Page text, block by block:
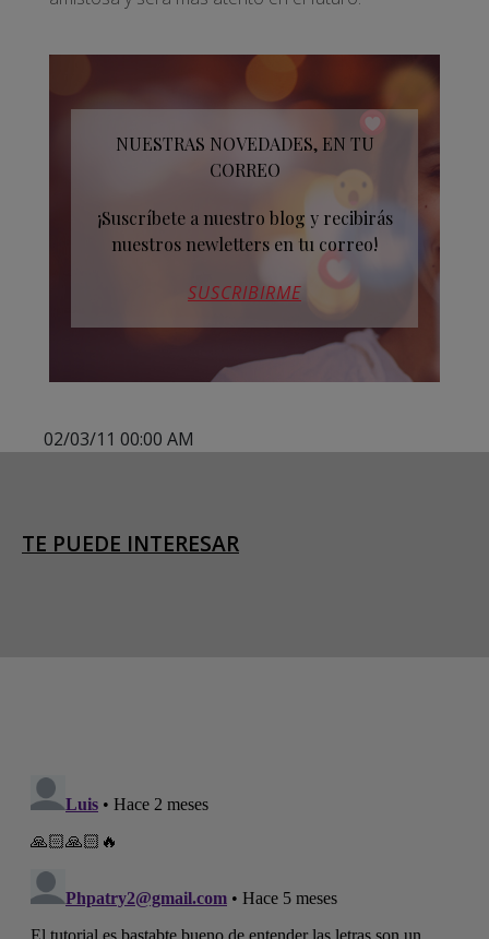
NUESTRAS NOVEDADES, EN TU
CORREO
¡Suscríbete a nuestro blog y recibirás
nuestros newletters en tu correo!
SUSCRIBIRME
02/03/11 00:00 AM
TE PUEDE INTERESAR